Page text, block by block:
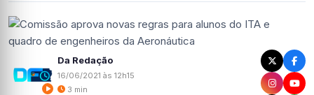
Da Redação
16/06/2021 às 12h15
3 min